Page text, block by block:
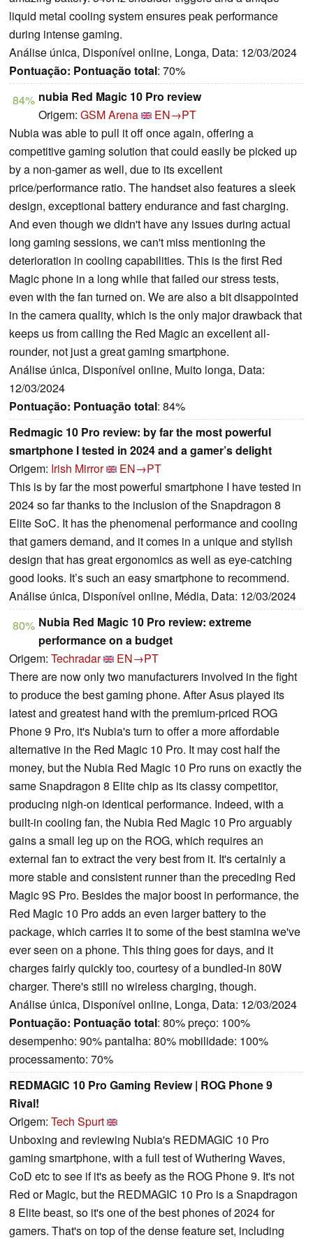
liquid metal cooling system ensures peak performance
during intense gaming.
Análise única, Disponível online, Longa, Data: 12/03/2024
Pontuação: Pontuação total: 70%
84% nubia Red Magic 10 Pro review
Origem: GSM Arena
EN→PT
Nubia was able to pull it off once again, offering a
competitive gaming solution that could easily be picked up
by a non-gamer as well, due to its excellent
price/performance ratio. The handset also features a sleek
design, exceptional battery endurance and fast charging.
And even though we didn't have any issues during actual
long gaming sessions, we can't miss mentioning the
deterioration in cooling capabilities. This is the first Red
Magic phone in a long while that failed our stress tests,
even with the fan turned on. We are also a bit disappointed
in the camera quality, which is the only major drawback that
keeps us from calling the Red Magic an excellent all-
rounder, not just a great gaming smartphone.
Análise única, Disponível online, Muito longa, Data:
12/03/2024
Pontuação: Pontuação total: 84%
Redmagic 10 Pro review: by far the most powerful
smartphone I tested in 2024 and a gamer’s delight
Origem: Irish Mirror
EN→PT
This is by far the most powerful smartphone I have tested in
2024 so far thanks to the inclusion of the Snapdragon 8
Elite SoC. It has the phenomenal performance and cooling
that gamers demand, and it comes in a unique and stylish
design that has great ergonomics as well as eye-catching
good looks. It’s such an easy smartphone to recommend.
Análise única, Disponível online, Média, Data: 12/03/2024
80% Nubia Red Magic 10 Pro review: extreme
performance on a budget
Origem: Techradar
EN→PT
There are now only two manufacturers involved in the fight
to produce the best gaming phone. After Asus played its
latest and greatest hand with the premium-priced ROG
Phone 9 Pro, it's Nubia's turn to offer a more affordable
alternative in the Red Magic 10 Pro. It may cost half the
money, but the Nubia Red Magic 10 Pro runs on exactly the
same Snapdragon 8 Elite chip as its classy competitor,
producing nigh-on identical performance. Indeed, with a
built-in cooling fan, the Nubia Red Magic 10 Pro arguably
gains a small leg up on the ROG, which requires an
external fan to extract the very best from it. It's certainly a
more stable and consistent runner than the preceding Red
Magic 9S Pro. Besides the major boost in performance, the
Red Magic 10 Pro adds an even larger battery to the
package, which carries it to some of the best stamina we've
ever seen on a phone. This thing goes for days, and it
charges fairly quickly too, courtesy of a bundled-in 80W
charger. There's still no wireless charging, though.
Análise única, Disponível online, Longa, Data: 12/03/2024
Pontuação: Pontuação total: 80% preço: 100%
desempenho: 90% pantalha: 80% mobilidade: 100%
processamento: 70%
REDMAGIC 10 Pro Gaming Review | ROG Phone 9
Rival!
Origem: Tech Spurt
Unboxing and reviewing Nubia's REDMAGIC 10 Pro
gaming smartphone, with a full test of Wuthering Waves,
CoD etc to see if it's as beefy as the ROG Phone 9. It's not
Red or Magic, but the REDMAGIC 10 Pro is a Snapdragon
8 Elite beast, so it's one of the best phones of 2024 for
gamers. That's on top of the dense feature set, including